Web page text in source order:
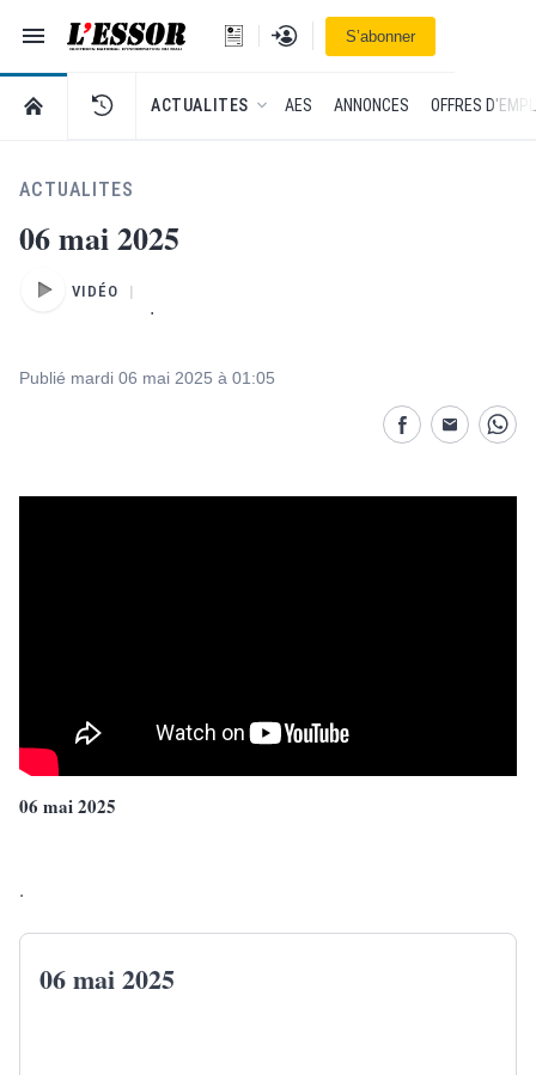
Navigation
L'Essor - retour à la une
Se connecterS’abonner
RETOUR À LA PAGE D’ACCUEIL DE L'ESSOR
ACTUALITES AES ANNONCES OFFRES
ACTUALITES
06 mai 2025
VIDÉO
.
Publié mardi 06 mai 2025 à 01:05
Partage désactivé
Partage
06 mai 2025
.
06 mai 2025